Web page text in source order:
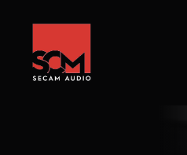
content